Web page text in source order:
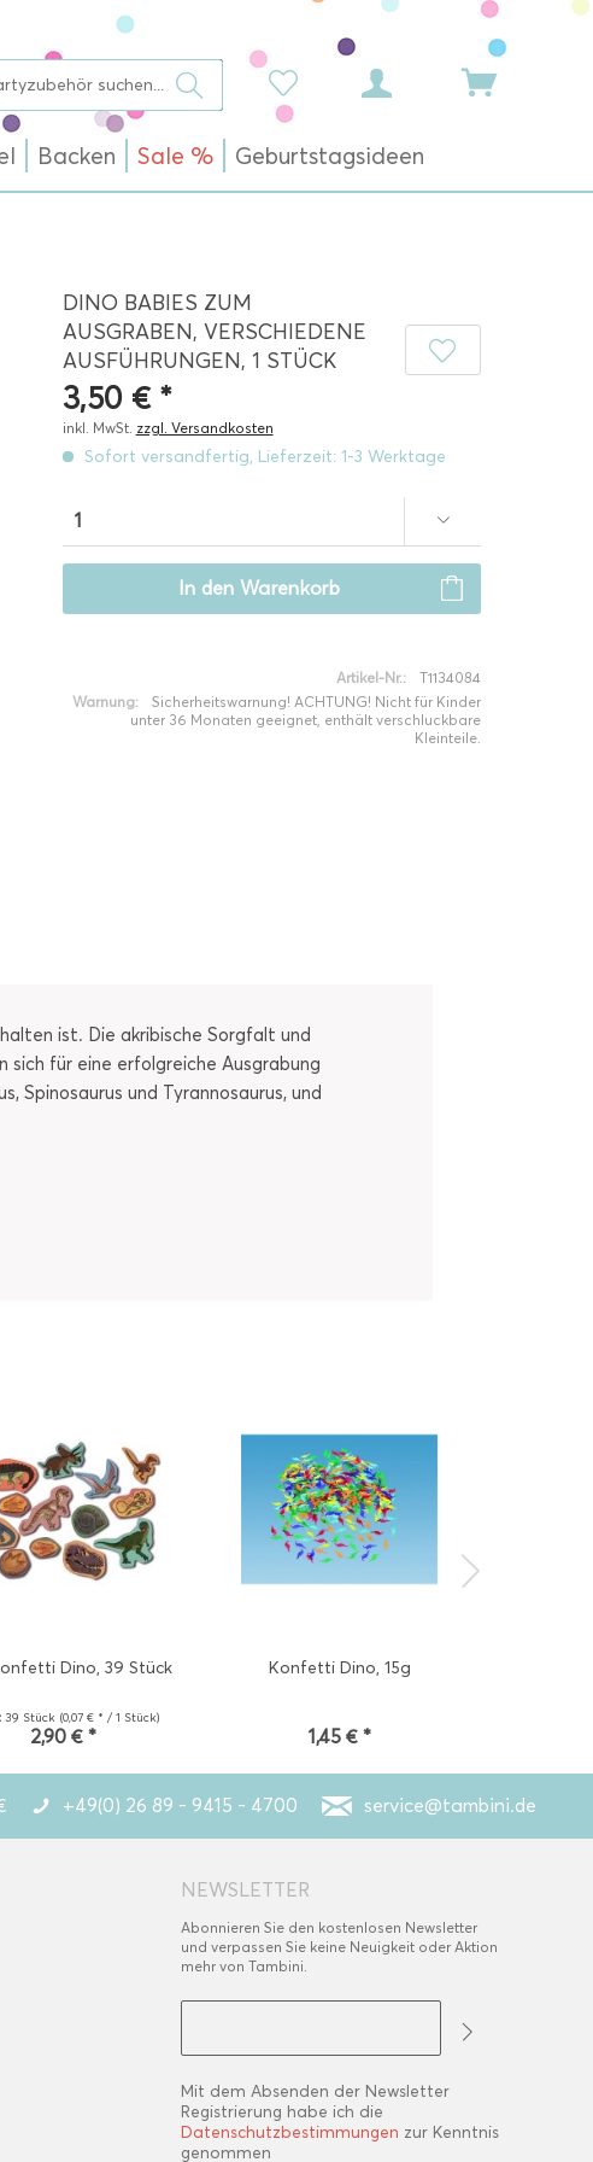
Backen Sale % Geburtstagsideen
DINO BABIES ZUM
AUSGRABEN, VERSCHIEDENE
AUSFÜHRUNGEN, 1 STÜCK
3,50 € *
inkl. MwSt. zzgl. Versandkosten
Sofort versandfertig, Lieferzeit: 1-3 Werktage
In den Warenkorb
Artikel-Nr.:
T1134084
Warnung:
Sicherheitswarnung! ACHTUNG! Nicht für Kinder
unter 36 Monaten geeignet, enthält verschluckbare
Kleinteile.
ist. Die akribische Sorgfalt und
für eine erfolgreiche Ausgrabung
Spinosaurus und Tyrannosaurus, und
Dino, 39 Stück
39 Stück (0,07 € * / 1 Stück)
2,90 € *
Konfetti Dino, 15g
1,45 € *
+49(0) 26 89 - 9415 - 4700 service@tambini.de
NEWSLETTER
Abonnieren Sie den kostenlosen Newsletter
und verpassen Sie keine Neuigkeit oder Aktion
mehr von Tambini.
Mit dem Absenden der Newsletter
Registrierung habe ich die
Datenschutzbestimmungen zur Kenntnis
genommen